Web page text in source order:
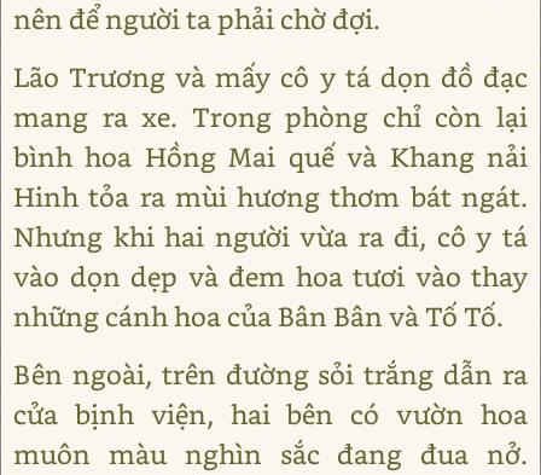
nên để người ta phải chờ đợi.
Lão Trương và mấy cô y tá dọn đồ đạc
mang ra xe. Trong phòng chỉ còn lại
bình hoa Hồng Mai quế và Khang nải
Hinh tỏa ra mùi hương thơm bát ngát.
Nhưng khi hai người vừa ra đi, cô y tá
vào dọn dẹp và đem hoa tươi vào thay
những cánh hoa của Bân Bân và Tố Tố.
Bên ngoài, trên đường sỏi trắng dẫn ra
cửa bịnh viện, hai bên có vườn hoa
muôn màu nghìn sắc đang đua nở.